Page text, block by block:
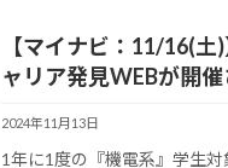
【マイナビ：11/16(
ャリア発見WEBが開催
2024年11月13日
1年に1度の『機電系』学生